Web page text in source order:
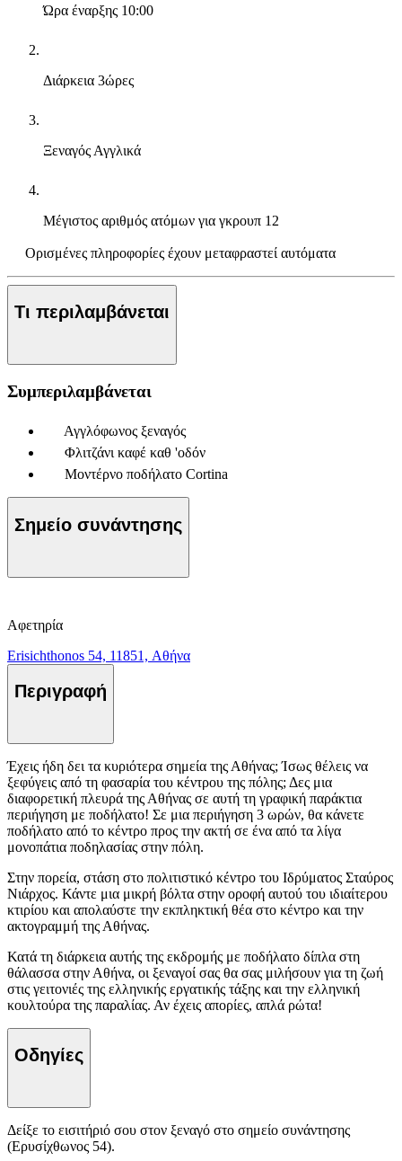
Ώρα έναρξης 10:00
Διάρκεια 3ώρες
Ξεναγός Αγγλικά
Μέγιστος αριθμός ατόμων για γκρουπ 12
Ορισμένες πληροφορίες έχουν μεταφραστεί αυτόματα
Τι περιλαμβάνεται
Συμπεριλαμβάνεται
Αγγλόφωνος ξεναγός
Φλιτζάνι καφέ καθ 'οδόν
Μοντέρνο ποδήλατο Cortina
Σημείο συνάντησης
Αφετηρία
Erisichthonos 54, 11851, Αθήνα
Περιγραφή
Έχεις ήδη δει τα κυριότερα σημεία της Αθήνας; Ίσως θέλεις να
ξεφύγεις από τη φασαρία του κέντρου της πόλης; Δες μια
διαφορετική πλευρά της Αθήνας σε αυτή τη γραφική παράκτια
περιήγηση με ποδήλατο! Σε μια περιήγηση 3 ωρών, θα κάνετε
ποδήλατο από το κέντρο προς την ακτή σε ένα από τα λίγα
μονοπάτια ποδηλασίας στην πόλη.
Στην πορεία, στάση στο πολιτιστικό κέντρο του Ιδρύματος Σταύρος
Νιάρχος. Κάντε μια μικρή βόλτα στην οροφή αυτού του ιδιαίτερου
κτιρίου και απολαύστε την εκπληκτική θέα στο κέντρο και την
ακτογραμμή της Αθήνας.
Κατά τη διάρκεια αυτής της εκδρομής με ποδήλατο δίπλα στη
θάλασσα στην Αθήνα, οι ξεναγοί σας θα σας μιλήσουν για τη ζωή
στις γειτονιές της ελληνικής εργατικής τάξης και την ελληνική
κουλτούρα της παραλίας. Αν έχεις απορίες, απλά ρώτα!
Οδηγίες
Δείξε το εισιτήριό σου στον ξεναγό στο σημείο συνάντησης
(Ερυσίχθωνος 54).